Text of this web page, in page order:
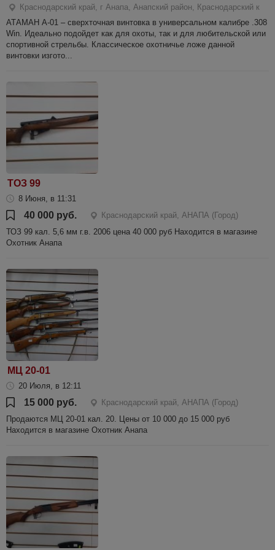
Краснодарский край, г Анапа, Анапский район, Краснодарский к
АТАМАН A-01 – сверхточная винтовка в универсальном калибре .308
Win. Идеально подойдет как для охоты, так и для любительской или
спортивной стрельбы. Классическое охотничье ложе данной
винтовки изгото...
ТОЗ 99
8 Июня, в 11:31
40 000 руб.
Краснодарский край, АНАПА (Город)
ТОЗ 99 кал. 5,6 мм г.в. 2006 цена 40 000 руб Находится в магазине
Охотник Анапа
МЦ 20-01
20 Июля, в 12:11
15 000 руб.
Краснодарский край, АНАПА (Город)
Продаются МЦ 20-01 кал. 20. Цены от 10 000 до 15 000 руб
Находится в магазине Охотник Анапа